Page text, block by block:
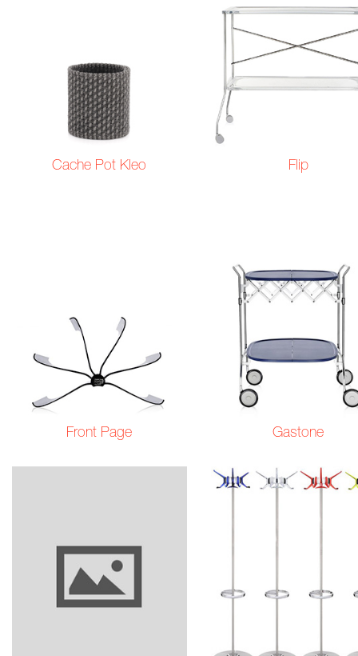
Cache Pot Kleo Flip
Front Page Gastone